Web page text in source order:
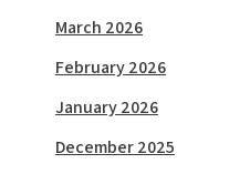
March 2026
February 2026
January 2026
December 2025